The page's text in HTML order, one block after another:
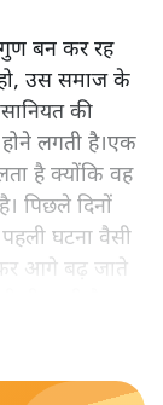
बन कर रह
उस समाज के
की
लगती है।एक
है क्योंकि वह
पिछले दिनों
घटना वैसी
आगे बढ़ जाते
रहती है।